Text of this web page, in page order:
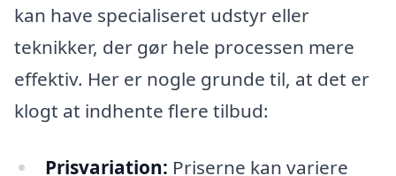
kan have specialiseret udstyr eller
teknikker, der gør hele processen mere
effektiv. Her er nogle grunde til, at det er
klogt at indhente flere tilbud:
Prisvariation: Priserne kan variere